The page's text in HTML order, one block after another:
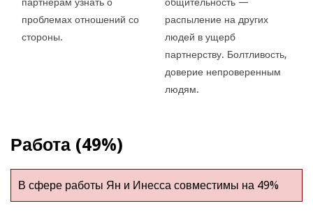
проблемах отношений со
стороны.
распыление на других
людей в ущерб
партнерству. Болтливость,
доверие непроверенным
людям.
Работа (49%)
В сфере работы Ян и Инесса совместимы на 49%